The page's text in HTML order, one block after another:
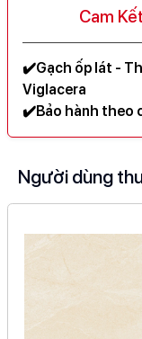
Cam
✔️Gạch ốp lát -
Viglacera
✔️Bảo hành theo
Người dùng